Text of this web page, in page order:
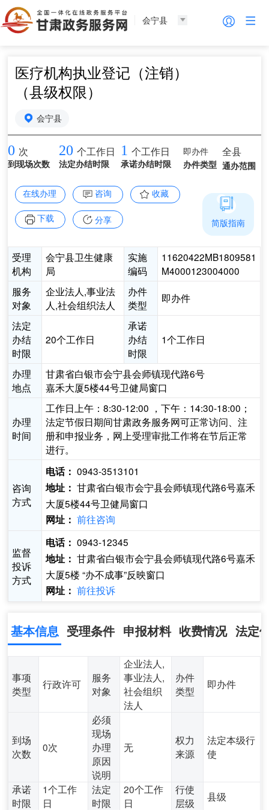
会宁县
医疗机构执业登记（注销）
（县级权限）
会宁县
0 次
到现场次数
20 个工作日
法定办结时限
1 个工作日
承诺办结时限
即办件
办件类型
全县
通办范围
在线办理 咨询 收藏
下载 分享
受理
机构
会宁县卫生健康
局
实施
编码
11620422MB1809581
M4000123004000
服务
对象
企业法人,事业法
人,社会组织法人
办件
类型
即办件
法定
办结
时限
20个工作日
承诺
办结
时限
1个工作日
办理
地点
甘肃省白银市会宁县会师镇现代路6号
嘉禾大厦5楼44号卫健局窗口
办理
时间
工作日上午：8:30-12:00 ，下午：14:30-18:00；
法定节假日期间甘肃政务服务网可正常访问、注
册和申报业务，网上受理审批工作将在节后正常
进行。
咨询
方式
电话： 0943-3513101
地址： 甘肃省白银市会宁县会师镇现代路6号嘉禾
大厦5楼44号卫健局窗口
网址： 前往咨询
监督
投诉
方式
电话： 0943-12345
地址： 甘肃省白银市会宁县会师镇现代路6号嘉禾
大厦5楼 “办不成事”反映窗口
网址： 前往投诉
简版指南
基本信息 受理条件 申报材料 收费情况 法定
事项
类型
行政许可
服务
对象
企业法人,
事业法人,
社会组织
法人
办件
类型
即办件
到场
次数
0次
必须
现场
办理
原因
说明
无
权力
来源
法定本级行
使
承诺
时限
1个工作
日
法定
时限
20个工作
日
行使
层级
县级